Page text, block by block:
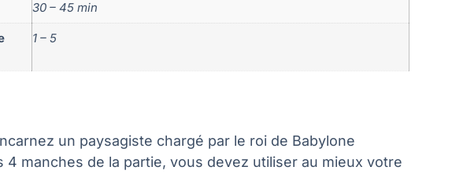
30 – 45 min
1 – 5
un paysagiste chargé par le roi de Babylone
manches de la partie, vous devez utiliser au mieux votre